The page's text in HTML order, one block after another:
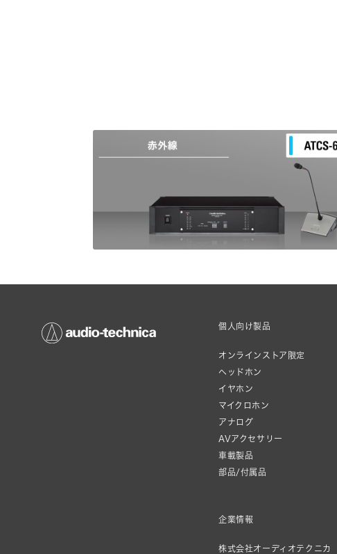
個人向け製品
オンラインストア限定
ヘッドホン
イヤホン
マイクロホン
アナログ
AVアクセサリー
車載製品
部品/付属品
企業情報
株式会社オーディオテクニカ